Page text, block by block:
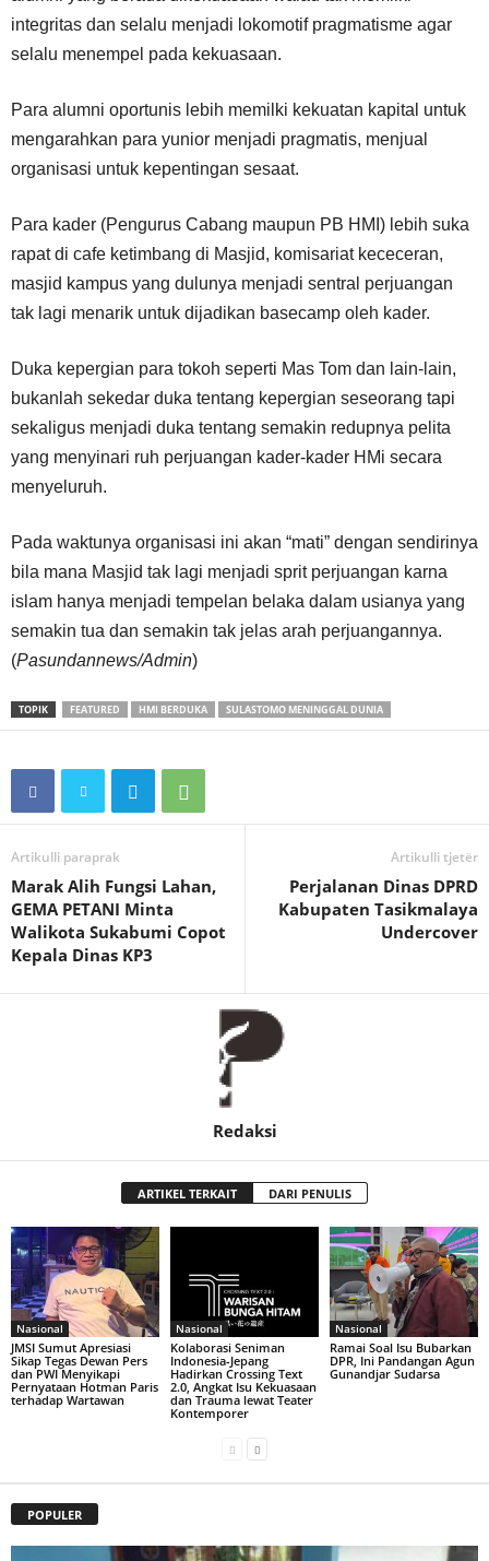
integritas dan selalu menjadi lokomotif pragmatisme agar
selalu menempel pada kekuasaan.
Para alumni oportunis lebih memilki kekuatan kapital untuk
mengarahkan para yunior menjadi pragmatis, menjual
organisasi untuk kepentingan sesaat.
Para kader (Pengurus Cabang maupun PB HMI) lebih suka
rapat di cafe ketimbang di Masjid, komisariat kececeran,
masjid kampus yang dulunya menjadi sentral perjuangan
tak lagi menarik untuk dijadikan basecamp oleh kader.
Duka kepergian para tokoh seperti Mas Tom dan lain-lain,
bukanlah sekedar duka tentang kepergian seseorang tapi
sekaligus menjadi duka tentang semakin redupnya pelita
yang menyinari ruh perjuangan kader-kader HMi secara
menyeluruh.
Pada waktunya organisasi ini akan “mati” dengan sendirinya
bila mana Masjid tak lagi menjadi sprit perjuangan karna
islam hanya menjadi tempelan belaka dalam usianya yang
semakin tua dan semakin tak jelas arah perjuangannya.
(Pasundannews/Admin)
TOPIK FEATURED HMI BERDUKA SULASTOMO MENINGGAL DUNIA
Artikulli paraprak
Marak Alih Fungsi Lahan,
GEMA PETANI Minta
Walikota Sukabumi Copot
Kepala Dinas KP3
Artikulli tjetër
Perjalanan Dinas DPRD
Kabupaten Tasikmalaya
Undercover
Redaksi
ARTIKEL TERKAIT DARI PENULIS
Nasional
JMSI Sumut Apresiasi
Sikap Tegas Dewan Pers
dan PWI Menyikapi
Pernyataan Hotman Paris
terhadap Wartawan
Nasional
Kolaborasi Seniman
Indonesia-Jepang
Hadirkan Crossing Text
2.0, Angkat Isu Kekuasaan
dan Trauma lewat Teater
Kontemporer
Nasional
Ramai Soal Isu Bubarkan
DPR, Ini Pandangan Agun
Gunandjar Sudarsa
POPULER